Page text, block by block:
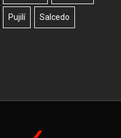
Pujilí Salcedo